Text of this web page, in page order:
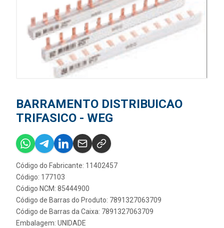
BARRAMENTO DISTRIBUICAO
TRIFASICO - WEG
Código do Fabricante: 11402457
Código: 177103
Código NCM: 85444900
Código de Barras do Produto: 7891327063709
Código de Barras da Caixa: 7891327063709
Embalagem: UNIDADE